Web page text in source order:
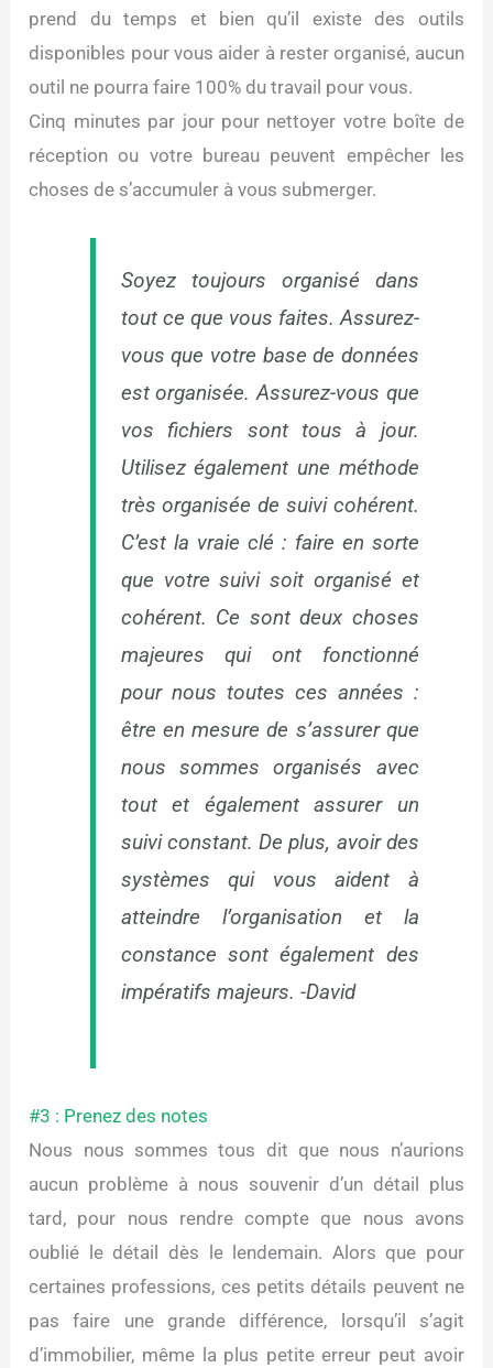
prend du temps et bien qu’il existe des outils
disponibles pour vous aider à rester organisé, aucun
outil ne pourra faire 100% du travail pour vous.
Cinq minutes par jour pour nettoyer votre boîte de
réception ou votre bureau peuvent empêcher les
choses de s’accumuler à vous submerger.
Soyez toujours organisé dans
tout ce que vous faites. Assurez-
vous que votre base de données
est organisée. Assurez-vous que
vos fichiers sont tous à jour.
Utilisez également une méthode
très organisée de suivi cohérent.
C’est la vraie clé : faire en sorte
que votre suivi soit organisé et
cohérent. Ce sont deux choses
majeures qui ont fonctionné
pour nous toutes ces années :
être en mesure de s’assurer que
nous sommes organisés avec
tout et également assurer un
suivi constant. De plus, avoir des
systèmes qui vous aident à
atteindre l’organisation et la
constance sont également des
impératifs majeurs. -David
#3 : Prenez des notes
Nous nous sommes tous dit que nous n’aurions
aucun problème à nous souvenir d’un détail plus
tard, pour nous rendre compte que nous avons
oublié le détail dès le lendemain. Alors que pour
certaines professions, ces petits détails peuvent ne
pas faire une grande différence, lorsqu’il s’agit
d’immobilier, même la plus petite erreur peut avoir